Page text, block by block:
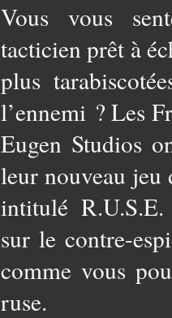
Vous vous
tacticien prêt à
plus
l’ennemi ? Les
Eugen Studios
leur nouveau jeu
intitulé R.U.S.E.
sur le contre-
comme vous
ruse.